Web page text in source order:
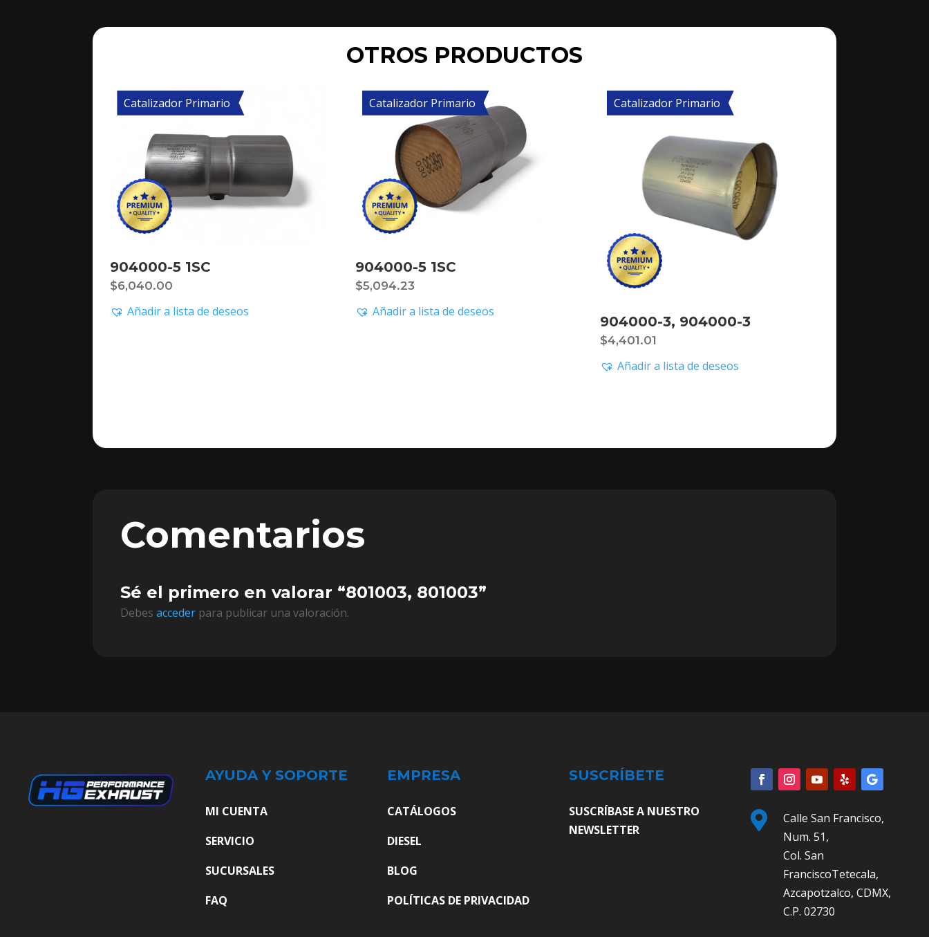
OTROS PRODUCTOS
Catalizador Primario
904000-5 1SC
$6,040.00
Añadir a lista de deseos
Catalizador Primario
904000-5 1SC
$5,094.23
Añadir a lista de deseos
Catalizador Primario
904000-3, 904000-3
$4,401.01
Añadir a lista de deseos
Comentarios
Sé el primero en valorar “801003, 801003”
Debesacceder para publicar una valoración.
AYUDA Y SOPORTE
MI CUENTA
SERVICIO
SUCURSALES
FAQ
EMPRESA
CATÁLOGOS
DIESEL
BLOG
POLÍTICAS DE PRIVACIDAD
SUSCRÍBETE
SUSCRÍBASE A NUESTRO
NEWSLETTER

Calle San Francisco,
Num. 51,
Col. San
FranciscoTetecala,
Azcapotzalco, CDMX,
C.P. 02730